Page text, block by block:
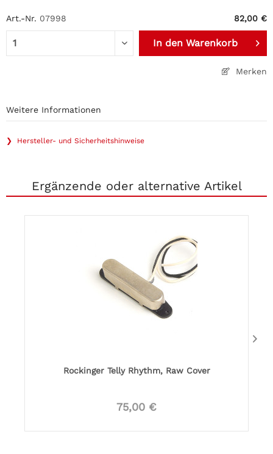
Art.-Nr. 07998 82,00 €
In den Warenkorb
Merken
Weitere Informationen
❯ Hersteller- und Sicherheitshinweise
Ergänzende oder alternative Artikel
Rockinger Telly Rhythm, Raw Cover
75,00 €